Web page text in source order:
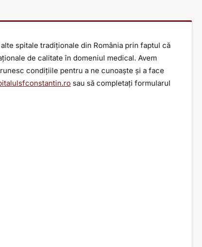
spitale tradiționale din România prin faptul că
de calitate în domeniul medical. Avem
condițiile pentru a ne cunoaște și a face
sau să completați formularul